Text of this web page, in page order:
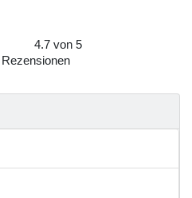
4.7 von 5
Rezensionen